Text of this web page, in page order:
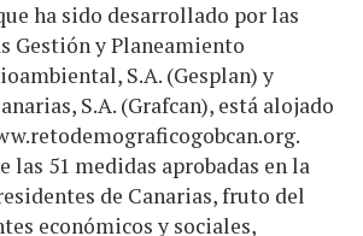
ha sido desarrollado por las
Gestión y Planeamiento
S.A. (Gesplan) y
S.A. (Grafcan), está alojado
.
las 51 medidas aprobadas en la
de Canarias, fruto del
económicos y sociales,